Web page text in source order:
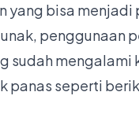
yang bisa
penggunaan
sudah mengalami
panas seperti